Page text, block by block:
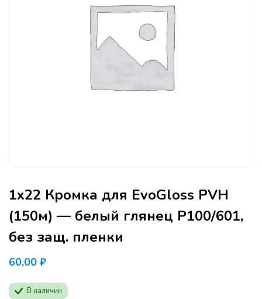
1х22 Кромка для EvoGloss PVH
(150м) — белый глянец Р100/601,
без защ. пленки
60,00 ₽
В наличии